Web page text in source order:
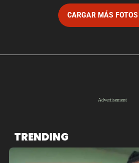
CARGAR MÁS FOTOS
TRENDING